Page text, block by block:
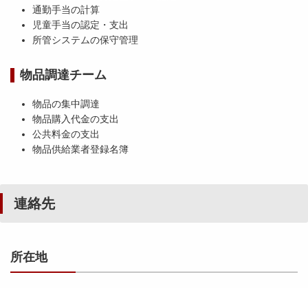
通勤手当の計算
児童手当の認定・支出
所管システムの保守管理
物品調達チーム
物品の集中調達
物品購入代金の支出
公共料金の支出
物品供給業者登録名簿
連絡先
所在地